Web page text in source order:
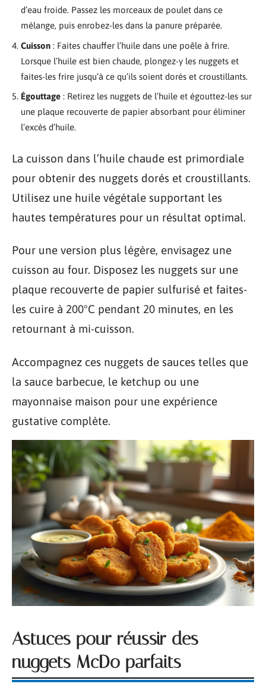
d’eau froide. Passez les morceaux de poulet dans ce
mélange, puis enrobez-les dans la panure préparée.
Cuisson : Faites chauffer l’huile dans une poêle à frire.
Lorsque l’huile est bien chaude, plongez-y les nuggets et
faites-les frire jusqu’à ce qu’ils soient dorés et croustillants.
Égouttage : Retirez les nuggets de l’huile et égouttez-les sur
une plaque recouverte de papier absorbant pour éliminer
l’excès d’huile.
La cuisson dans l’huile chaude est primordiale
pour obtenir des nuggets dorés et croustillants.
Utilisez une huile végétale supportant les
hautes températures pour un résultat optimal.
Pour une version plus légère, envisagez une
cuisson au four. Disposez les nuggets sur une
plaque recouverte de papier sulfurisé et faites-
les cuire à 200°C pendant 20 minutes, en les
retournant à mi-cuisson.
Accompagnez ces nuggets de sauces telles que
la sauce barbecue, le ketchup ou une
mayonnaise maison pour une expérience
gustative complète.
Astuces pour réussir des
nuggets McDo parfaits